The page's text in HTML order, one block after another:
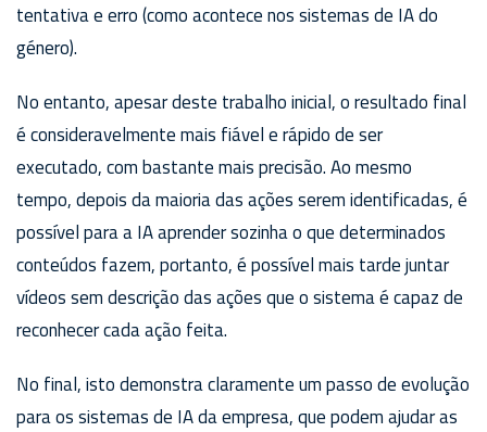
tentativa e erro (como acontece nos sistemas de IA do
género).
No entanto, apesar deste trabalho inicial, o resultado final
é consideravelmente mais fiável e rápido de ser
executado, com bastante mais precisão. Ao mesmo
tempo, depois da maioria das ações serem identificadas, é
possível para a IA aprender sozinha o que determinados
conteúdos fazem, portanto, é possível mais tarde juntar
vídeos sem descrição das ações que o sistema é capaz de
reconhecer cada ação feita.
No final, isto demonstra claramente um passo de evolução
para os sistemas de IA da empresa, que podem ajudar as